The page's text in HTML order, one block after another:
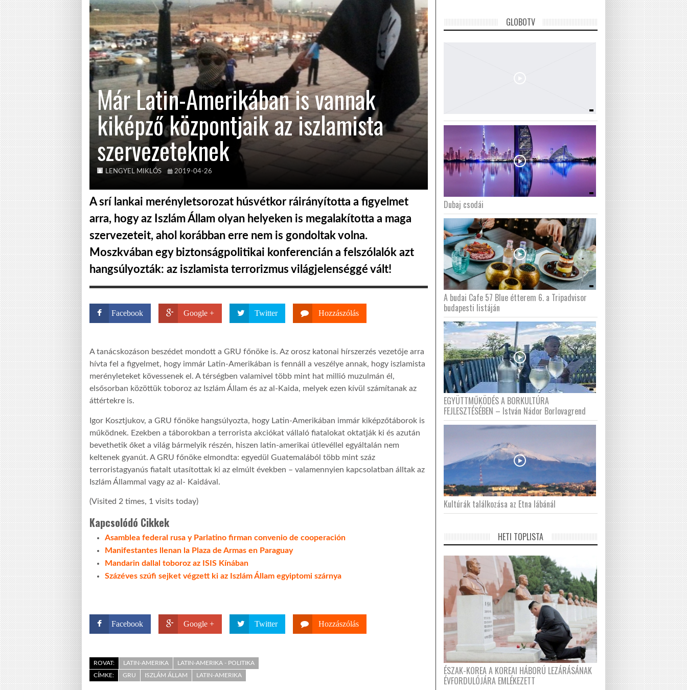
Már Latin-Amerikában is vannak
kiképző központjaik az iszlamista
szervezeteknek
LENGYEL MIKLÓS 2019-04-26
A srí lankai merényletsorozat húsvétkor ráirányította a figyelmet
arra, hogy az Iszlám Állam olyan helyeken is megalakította a maga
szervezeteit, ahol korábban erre nem is gondoltak volna.
Moszkvában egy biztonságpolitikai konferencián a felszólalók azt
hangsúlyozták: az iszlamista terrorizmus világjelenséggé vált!
Facebook Google + Twitter Hozzászólás
A tanácskozáson beszédet mondott a GRU főnöke is. Az orosz katonai hírszerzés vezetője arra
hívta fel a figyelmet, hogy immár Latin-Amerikában is fennáll a veszélye annak, hogy iszlamista
merényleteket kövessenek el. A térségben valamivel több mint hat millió muzulmán él,
elsősorban közöttük toboroz az Iszlám Állam és az al-Kaida, melyek ezen kívül számítanak az
áttértekre is.
Igor Kosztjukov, a GRU főnöke hangsúlyozta, hogy Latin-Amerikában immár kiképzőtáborok is
működnek. Ezekben a táborokban a terrorista akciókat vállaló fiatalokat oktatják ki és azután
bevethetik őket a világ bármelyik részén, hiszen latin-amerikai útlevéllel egyáltalán nem
keltenek gyanút. A GRU főnöke elmondta: egyedül Guatemalából több mint száz
terroristagyanús fiatalt utasítottak ki az elmúlt években – valamennyien kapcsolatban álltak az
Iszlám Állammal vagy az al- Kaidával.
(Visited 2 times, 1 visits today)
Kapcsolódó Cikkek
Asamblea federal rusa y Parlatino firman convenio de cooperación
Manifestantes llenan la Plaza de Armas en Paraguay
Mandarin dallal toboroz az ISIS Kínában
Százéves szúfi sejket végzett ki az Iszlám Állam egyiptomi szárnya
Facebook Google + Twitter Hozzászólás
ROVAT: LATIN-AMERIKA
LATIN-AMERIKA - POLITIKA
CÍMKE:
GRU ISZLÁM ÁLLAM LATIN-AMERIKA
GLOBOTV
Dubaj csodái
A budai Cafe 57 Blue étterem 6. a Tripadvisor
budapesti listáján
EGYÜTTMŰKÖDÉS A BORKULTÚRA
FEJLESZTÉSÉBEN – István Nádor Borlovagrend
Kultúrák találkozása az Etna lábánál
HETI TOPLISTA
ÉSZAK-KOREA A KOREAI HÁBORÚ LEZÁRÁSÁNAK
ÉVFORDULÓJÁRA EMLÉKEZETT